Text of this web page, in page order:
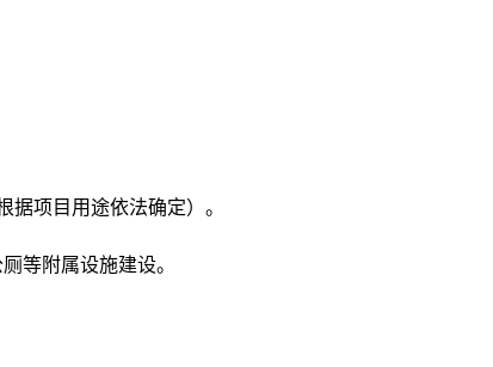
项目用途依法确定）。
等附属设施建设。